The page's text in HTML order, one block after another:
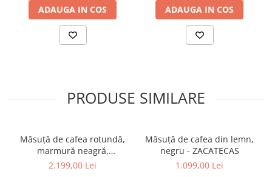
ADAUGA IN COS ADAUGA IN COS
PRODUSE SIMILARE
Măsuță de cafea rotundă,
marmură neagră,
80x80x49cm - IRON BLACK
2.199,00 Lei
Măsuță de cafea din lemn,
negru - ZACATECAS
1.099,00 Lei